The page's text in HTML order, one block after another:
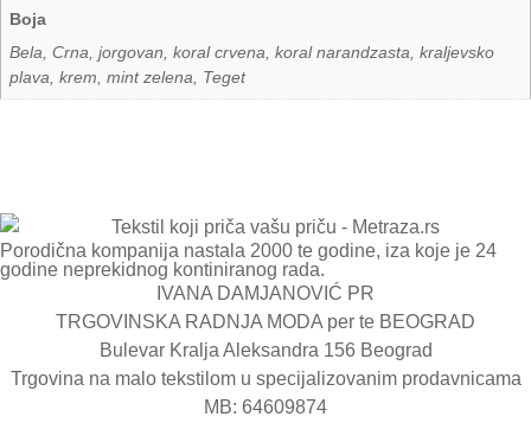
Boja
Bela ,Crna ,jorgovan ,koral crvena ,koral narandzasta ,kraljevsko
plava ,krem ,mint zelena Teget
Porodična kompanija nastala 2000 te godine, iza koje je 24
godine neprekidnog kontiniranog rada.
IVANA DAMJANOVIĆ PR
TRGOVINSKA RADNJA MODA per te BEOGRAD
Bulevar Kralja Aleksandra 156 Beograd
Trgovina na malo tekstilom u specijalizovanim prodavnicama
MB: 64609874